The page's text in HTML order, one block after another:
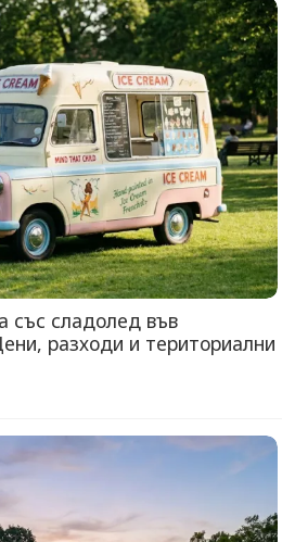
със сладолед във
разходи и териториални